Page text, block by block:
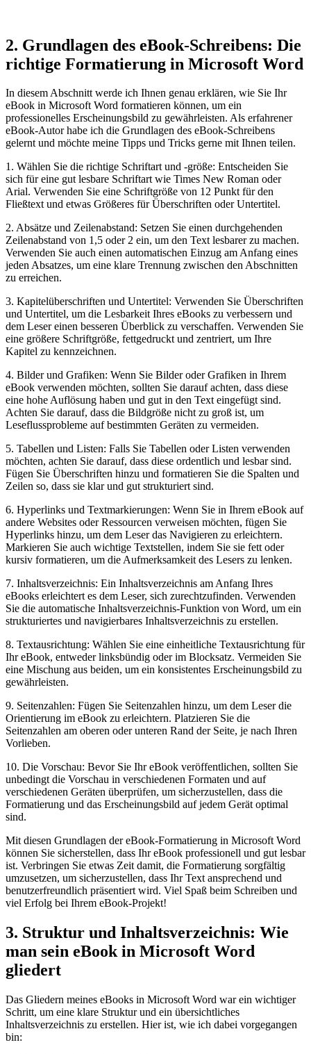
2. Grundlagen des ‌eBook-Schreibens: Die
richtige Formatierung in Microsoft Word
In diesem Abschnitt werde ich Ihnen genau erklären, wie Sie Ihr
eBook in Microsoft Word formatieren können, um ein
professionelles Erscheinungsbild zu ⁢gewährleisten. Als erfahrener
⁣eBook-Autor habe ich die Grundlagen des eBook-Schreibens⁢
gelernt und möchte meine Tipps ‌und Tricks gerne mit Ihnen teilen.
1. Wählen Sie die richtige Schriftart und -größe: Entscheiden Sie
sich für eine gut lesbare Schriftart wie Times New Roman oder
Arial. Verwenden Sie eine Schriftgröße von 12 Punkt für den
Fließtext ⁢und etwas Größeres für Überschriften oder Untertitel.
2. Absätze und Zeilenabstand: Setzen⁢ Sie einen durchgehenden
Zeilenabstand von 1,5 oder 2 ein, um den ‌Text lesbarer zu machen.
Verwenden Sie auch einen ⁤automatischen Einzug am Anfang eines
jeden Absatzes, um eine klare⁣ Trennung zwischen⁤ den Abschnitten‌
zu ​erreichen.
3. Kapitelüberschriften und ‍Untertitel: Verwenden Sie Überschriften
und Untertitel, um die Lesbarkeit Ihres eBooks ​zu verbessern und
dem Leser einen besseren Überblick zu verschaffen. Verwenden Sie
eine größere Schriftgröße, fettgedruckt und zentriert, um Ihre
Kapitel zu kennzeichnen.
4. Bilder und​ Grafiken: Wenn Sie Bilder oder Grafiken in ‌Ihrem
eBook verwenden​ möchten, sollten Sie darauf achten, dass diese
eine hohe Auflösung haben und gut in den Text eingefügt sind.
⁢Achten Sie darauf, dass die Bildgröße nicht​ zu groß ist, um
Leseflussprobleme auf bestimmten⁤ Geräten zu vermeiden.
5. Tabellen und ‍Listen: Falls Sie Tabellen oder Listen verwenden‍
möchten, achten Sie darauf, dass diese ordentlich​ und lesbar sind.
Fügen‌ Sie Überschriften hinzu und formatieren Sie die Spalten und
Zeilen so, dass sie klar und gut strukturiert ⁤sind.
6. Hyperlinks und ⁣Textmarkierungen: ‌Wenn Sie in Ihrem ‌eBook auf
andere⁣ Websites oder Ressourcen verweisen möchten, fügen Sie
Hyperlinks hinzu, um dem Leser das Navigieren zu‍ erleichtern.
Markieren Sie auch ⁢wichtige Textstellen, indem Sie sie fett oder
kursiv formatieren, um die Aufmerksamkeit des Lesers zu lenken.
7. Inhaltsverzeichnis: Ein Inhaltsverzeichnis am Anfang Ihres
eBooks erleichtert es dem Leser, sich zurechtzufinden. Verwenden⁢
Sie ⁢die⁢ automatische Inhaltsverzeichnis-Funktion von Word, um ein
strukturiertes und navigierbares Inhaltsverzeichnis zu erstellen.
8. Textausrichtung:⁢ Wählen Sie eine einheitliche Textausrichtung für
Ihr eBook, entweder linksbündig oder im Blocksatz. Vermeiden Sie
eine Mischung aus beiden, um ein konsistentes Erscheinungsbild zu
gewährleisten.
9. Seitenzahlen: ​Fügen Sie Seitenzahlen⁤ hinzu, um⁣ dem Leser die
Orientierung im eBook zu erleichtern. Platzieren Sie⁤ die
Seitenzahlen am oberen oder unteren Rand der Seite, je nach Ihren
Vorlieben.
10. ⁣Die Vorschau: Bevor Sie Ihr eBook veröffentlichen, sollten Sie
unbedingt die Vorschau in verschiedenen Formaten ⁢und auf
verschiedenen Geräten überprüfen, um sicherzustellen, dass ⁣die
Formatierung und das Erscheinungsbild auf jedem Gerät optimal
sind.
Mit diesen⁢ Grundlagen der eBook-Formatierung in Microsoft Word
⁣können Sie sicherstellen, dass Ihr eBook professionell und gut lesbar
ist. Verbringen Sie etwas⁣ Zeit damit, die Formatierung sorgfältig
umzusetzen,​ um sicherzustellen, dass Ihr Text ansprechend und
benutzerfreundlich ⁣präsentiert wird. Viel ⁤Spaß beim Schreiben und
viel Erfolg bei Ihrem eBook-Projekt!
3.⁣ Struktur⁣ und Inhaltsverzeichnis: Wie
man sein eBook in Microsoft Word
gliedert
Das Gliedern meines eBooks in Microsoft Word war ein wichtiger
Schritt, um eine klare ​Struktur und ein übersichtliches
Inhaltsverzeichnis zu erstellen. Hier ist, wie ich dabei vorgegangen
bin: